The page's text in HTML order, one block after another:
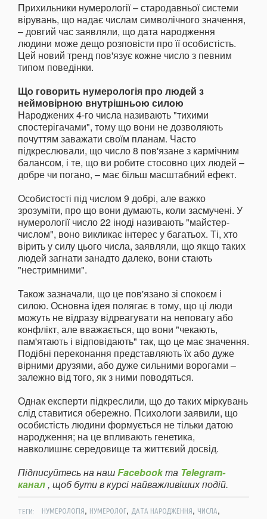
Прихильники нумерології – стародавньої системи
вірувань, що надає числам символічного значення,
– довгий час заявляли, що дата народження
людини може дещо розповісти про її особистість.
Цей новий тренд пов'язує кожне число з певним
типом поведінки.
Що говорить нумерологія про людей з
неймовірною внутрішньою силою
Народжених 4-го числа називають "тихими
спостерігачами", тому що вони не дозволяють
почуттям заважати своїм планам. Часто
підкреслювали, що число 8 пов'язане з кармічним
балансом, і те, що ви робите стосовно цих людей –
добре чи погано, – має більш масштабний ефект.
Особистості під числом 9 добрі, але важко
зрозуміти, про що вони думають, коли засмучені. У
нумерології число 22 іноді називають "майстер-
числом", воно викликає інтерес у багатьох. Ті, хто
вірить у силу цього числа, заявляли, що якщо таких
людей загнати занадто далеко, вони стають
"нестримними".
Також зазначали, що це пов'язано зі спокоєм і
силою. Основна ідея полягає в тому, що ці люди
можуть не відразу відреагувати на неповагу або
конфлікт, але вважається, що вони "чекають,
пам'ятають і відповідають" так, що це має значення.
Подібні переконання представляють їх або дуже
вірними друзями, або дуже сильними ворогами –
залежно від того, як з ними поводяться.
Однак експерти підкреслили, що до таких міркувань
слід ставитися обережно. Психологи заявили, що
особистість людини формується не тільки датою
народження; на це впливають генетика,
навколишнє середовище та життєвий досвід.
Підписуйтесь на нашFacebookта Telegram-
канал, щоб бути в курсі найважливіших подій.
ТЕГИ: НУМЕРОЛОГІЯ, НУМЕРОЛОГ, ДАТА НАРОДЖЕННЯ, ЧИСЛА,